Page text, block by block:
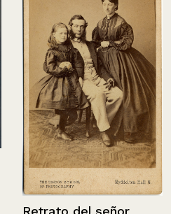
Retrato del señor